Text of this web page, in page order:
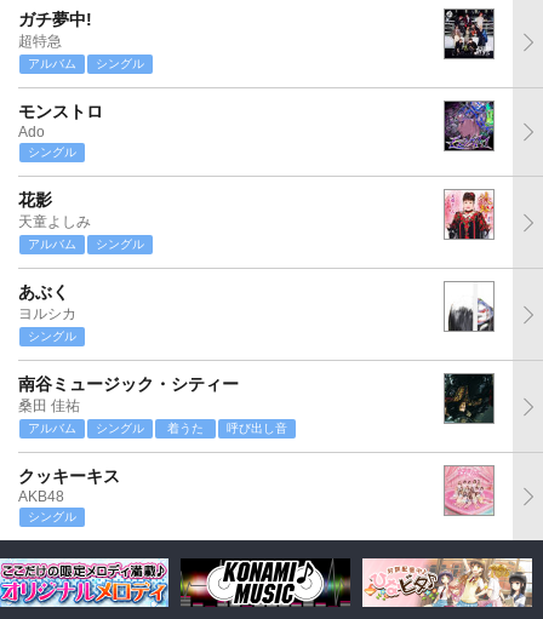
ガチ夢中!
超特急
アルバム シングル
モンストロ
Ado
シングル
花影
天童よしみ
アルバム シングル
あぶく
ヨルシカ
シングル
南谷ミュージック・シティー
桑田 佳祐
アルバム シングル 着うた 呼び出し音
クッキーキス
AKB48
シングル